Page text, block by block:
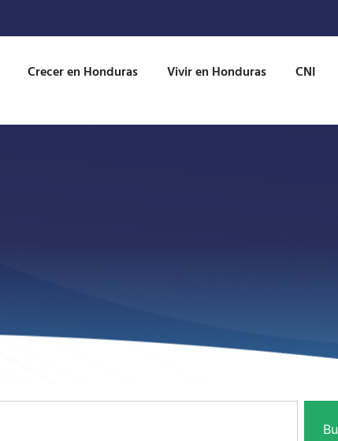
Crecer en Honduras Vivir en Honduras CNI